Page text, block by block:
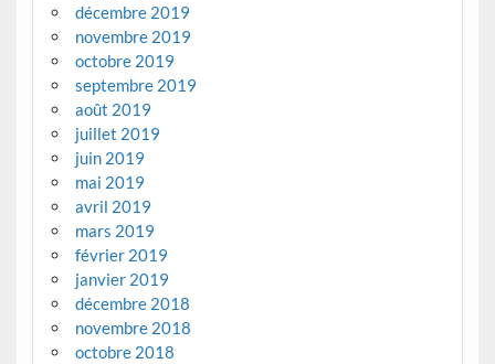
décembre 2019
novembre 2019
octobre 2019
septembre 2019
août 2019
juillet 2019
juin 2019
mai 2019
avril 2019
mars 2019
février 2019
janvier 2019
décembre 2018
novembre 2018
octobre 2018